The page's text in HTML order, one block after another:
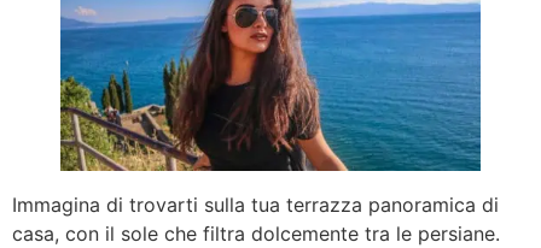
Immagina di trovarti sulla tua terrazza panoramica di
casa, con il sole che filtra dolcemente tra le persiane.